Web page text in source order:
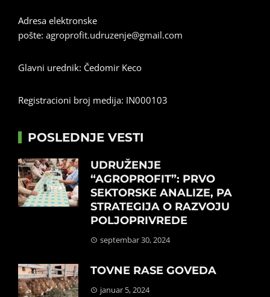
Adresa elektronske
pošte: agroprofit.udruzenje@gmail.com
Glavni urednik: Čedomir Keco
Registracioni broj medija: IN000103
POSLEDNJE VESTI
UDRUŽENJE
“AGROPROFIT”: PRVO
SEKTORSKE ANALIZE, PA
STRATEGIJA O RAZVOJU
POLJOPRIVREDE
septembar 30, 2024
TOVNE RASE GOVEDA
januar 5, 2024